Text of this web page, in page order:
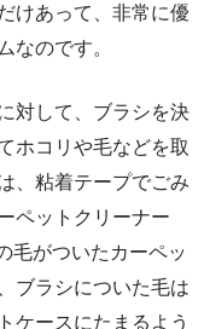
けあって、非常に優
なのです。
対して、ブラシを決
ホコリや毛などを取
、粘着テープでごみ
ペットクリーナー
毛がついたカーペッ
ブラシについた毛は
ケースにたまるよう